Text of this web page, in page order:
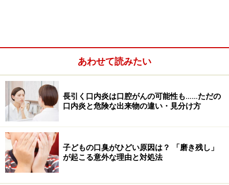
＜目次＞
金・銀・パラジウムの合金で作られる銀歯の危険性
銀歯のリスク1：金属アレルギーを引き起こす
銀歯のリスク2：被せた歯がまた虫歯になる
銀歯のリスク3：歯周病が悪化しやすい
あわせて読みたい
長引く口内炎は口腔がんの可能性も……ただの
口内炎と危険な出来物の違い・見分け方
子どもの口臭がひどい原因は？ 「磨き残し」
が起こる意外な理由と対処法